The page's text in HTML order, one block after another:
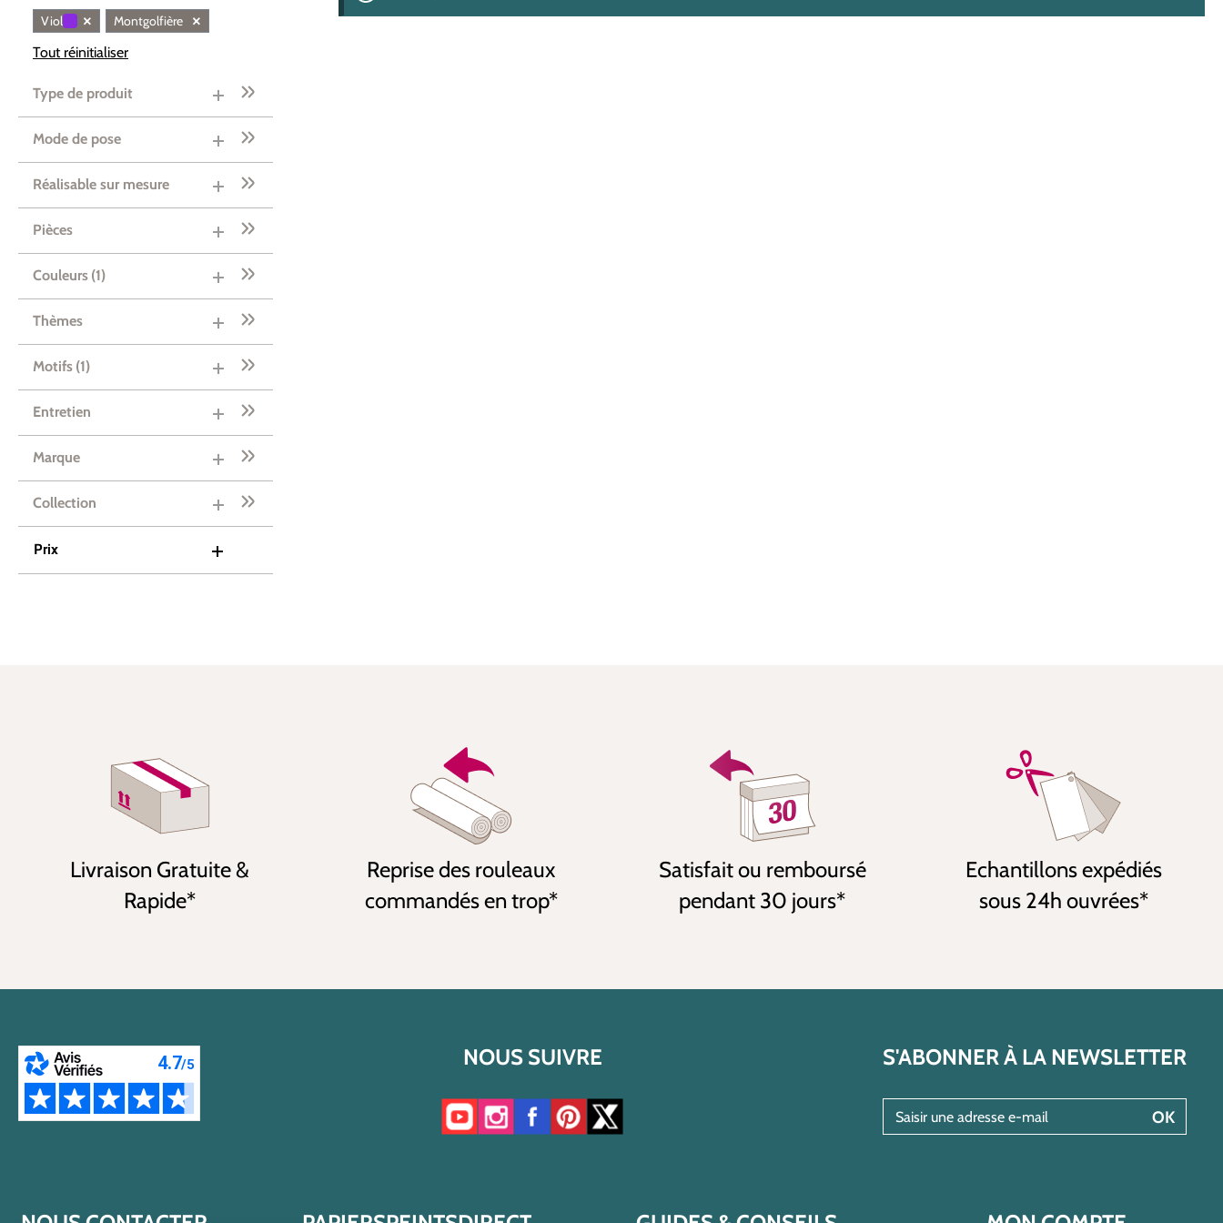
Violet × Montgolfière ×
Tout réinitialiser
Type de produit
Mode de pose
Réalisable sur mesure
Pièces
Couleurs (1)
Thèmes
Motifs (1)
Entretien
Marque
Collection
Prix
Livraison Gratuite &
Rapide*
Reprise des rouleaux
commandés en trop*
Satisfait ou remboursé
pendant 30 jours*
Echantillons expédiés
sous 24h ouvrées*
NOUS SUIVRE
Accéder à notre chaîne YouTube
Accéder à notre compte Instagram
Accéder à notre page Facebook
Accéder à notre compte Pinterest
Accéder à notre compte Twitter/X
S'ABONNER À LA NEWSLETTER
OK